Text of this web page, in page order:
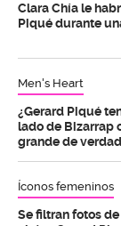
Clara Chía le
Piqué durante
Men's Heart
¿Gerard Piqué
lado de Bizarrap
grande de
Íconos femeninos
Se filtran fotos